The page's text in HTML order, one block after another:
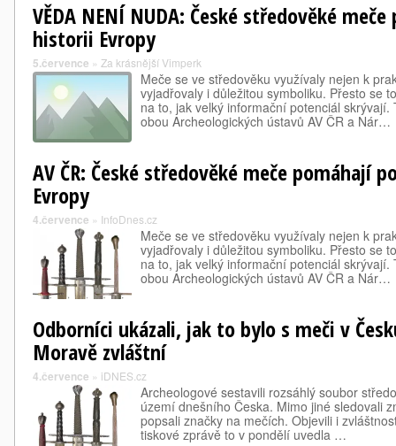
VĚDA NENÍ NUDA: České středověké
historii Evropy
5.července » Za krásnější Vimperk
Meče se ve středověku využívaly nejen k
vyjadřovaly i důležitou symboliku. Přesto se
na to, jak velký informační potenciál skrývají.
obou Archeologických ústavů AV ČR a Nár…
AV ČR: České středověké meče pomáhají
Evropy
4.července » InfoDnes.cz
Meče se ve středověku využívaly nejen k
vyjadřovaly i důležitou symboliku. Přesto se
na to, jak velký informační potenciál skrývají.
obou Archeologických ústavů AV ČR a Nár…
Odborníci ukázali, jak to bylo s meči v
Moravě zvláštní
4.července » iDNES.cz
Archeologové sestavili rozsáhlý soubor
území dnešního Česka. Mimo jiné sledovali
popsali značky na mečích. Objevili i
tiskové zprávě to v pondělí uvedla …